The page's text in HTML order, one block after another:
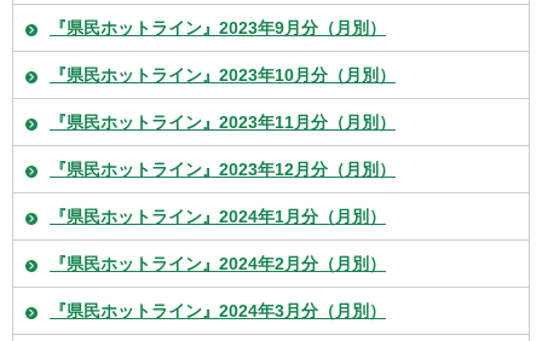
『県民ホットライン』2023年9月分（月別）
『県民ホットライン』2023年10月分（月別）
『県民ホットライン』2023年11月分（月別）
『県民ホットライン』2023年12月分（月別）
『県民ホットライン』2024年1月分（月別）
『県民ホットライン』2024年2月分（月別）
『県民ホットライン』2024年3月分（月別）